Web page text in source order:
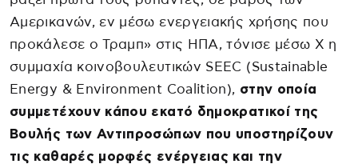
Αμερικανών, εν μέσω ενεργειακής χρήσης που
προκάλεσε ο Τραμπ» στις ΗΠΑ, τόνισε μέσω X η
συμμαχία κοινοβουλευτικών SEEC (Sustainable
Energy & Environment Coalition), στην οποία
συμμετέχουν κάπου εκατό δημοκρατικοί της
Βουλής των Αντιπροσώπων που υποστηρίζουν
τις καθαρές μορφές ενέργειας και την